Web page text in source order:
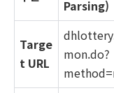
Parsing)
Targe
t URL
mon.do?